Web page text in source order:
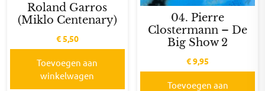
Roland Garros
(Miklo Centenary)
€5,50
Toevoegen aan
winkelwagen
04. Pierre
Clostermann – De
Big Show 2
€9,95
Toevoegen aan